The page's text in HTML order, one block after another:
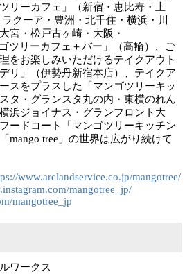
リーカフェ」（新宿・恵比寿・上
クーア・豊洲・北千住・横浜・川
宮・松戸古ヶ崎・大阪・
ツリーカフェ＋バー」（高輪）、ご
をお楽しみいただけるテイクアウト
リ」（伊勢丹新宿本店）、テイクア
スをプラスした「マンゴツリーキッ
タ・グランスタ丸の内・東横のれん
浜ジョイナス・グランフロント大
ードコート「マンゴツリーキッチン
mango tree」の世界は広がり続けて
www.arclandservice.co.jp/mangotree/
mangotree_jp/
mangotree_jp
ワークス